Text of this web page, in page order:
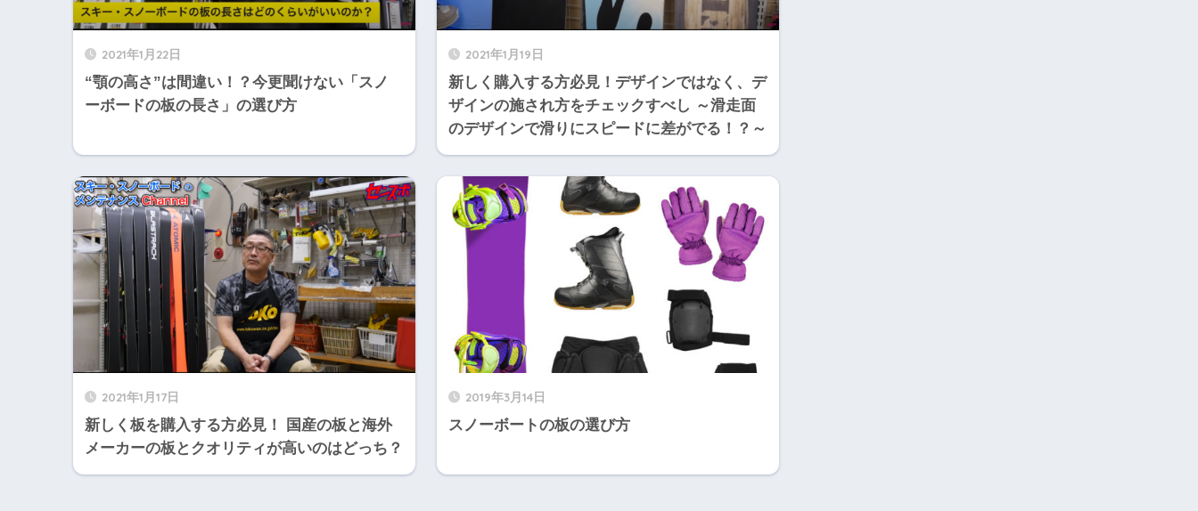
2021年1月22日
“顎の高さ”は間違い！？今更聞けない「スノ
ーボードの板の長さ」の選び方
2021年1月19日
新しく購入する方必見！デザインではなく、デ
ザインの施され方をチェックすべし ～滑走面
のデザインで滑りにスピードに差がでる！？～
2021年1月17日
新しく板を購入する方必見！ 国産の板と海外
メーカーの板とクオリティが高いのはどっち？
2019年3月14日
スノーボートの板の選び方